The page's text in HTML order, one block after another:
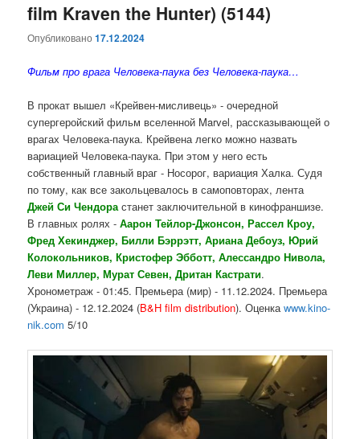
film Kraven the Hunter) (5144)
Опубликовано17.12.2024
Фильм про врага Человека-паука без Человека-паука…
В прокат вышел «Крейвен-мисливець» - очередной
супергеройский фильм вселенной Marvel, рассказывающей о
врагах Человека-паука. Крейвена легко можно назвать
вариацией Человека-паука. При этом у него есть
собственный главный враг - Носорог, вариация Халка. Судя
по тому, как все закольцевалось в самоповторах, лента
Джей Си Чендора станет заключительной в кинофраншизе.
В главных ролях -Аарон Тейлор-Джонсон, Рассел Кроу,
Фред Хекинджер, Билли Бэррэтт, Ариана Дебоуз, Юрий
Колокольников, Кристофер Эбботт, Алессандро Нивола,
Леви Миллер, Мурат Севен, Дритан Кастрати.
Хронометраж - 01:45. Премьера (мир) - 11.12.2024. Премьера
(Украина) - 12.12.2024 (B&H film distribution). Оценкаwww.kino-
nik.com 5/10